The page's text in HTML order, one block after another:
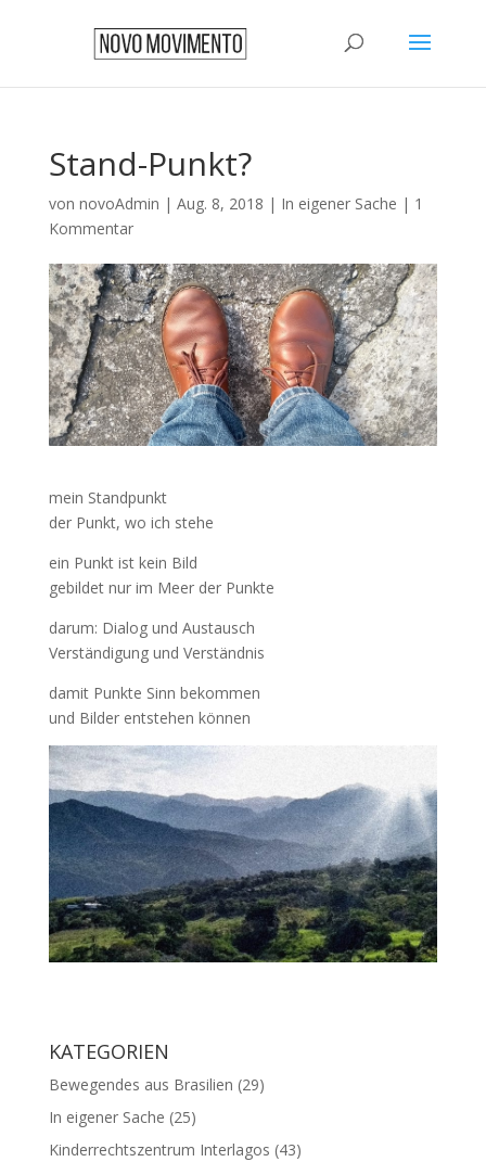
Stand-Punkt?
von novoAdmin | Aug. 8, 2018 | In eigener Sache | 1
Kommentar
mein Standpunkt
der Punkt, wo ich stehe
ein Punkt ist kein Bild
gebildet nur im Meer der Punkte
darum: Dialog und Austausch
Verständigung und Verständnis
damit Punkte Sinn bekommen
und Bilder entstehen können
KATEGORIEN
Bewegendes aus Brasilien (29)
In eigener Sache (25)
Kinderrechtszentrum Interlagos (43)